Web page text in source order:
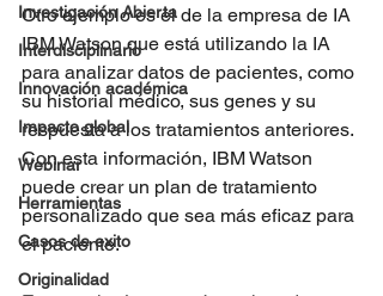
Investigación Abierta
Interdisciplinario
Innovación académica
Impacto global
Webinar
Herramientas
Casos de exito
Originalidad
Otro ejemplo es el de la empresa de IA
IBM Watson que está utilizando la IA
para analizar datos de pacientes, como
su historial médico, sus genes y su
respuesta a los tratamientos anteriores.
Con esta información, IBM Watson
puede crear un plan de tratamiento
personalizado que sea más eficaz para
el paciente.